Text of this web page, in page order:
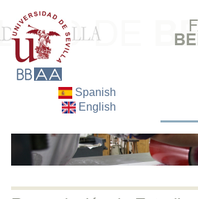
Spanish
English
Search